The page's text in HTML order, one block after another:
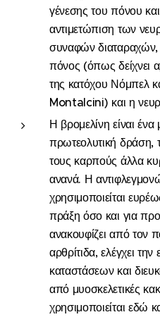
γένεσης του πόνου
αντιμετώπιση των
συναφών
πόνος (όπως δείχνει
της κατόχου Νόμπελ
Montalcini) και η
Η βρομελίνη είναι
πρωτεολυτική δράση,
τους καρπούς άλλα
ανανά. Η
χρησιμοποιείται
πράξη όσο και για
ανακουφίζει από τον
αρθρίτιδα, ελέγχει
καταστάσεων και
από μυοσκελετικές
χρησιμοποιείται εδώ